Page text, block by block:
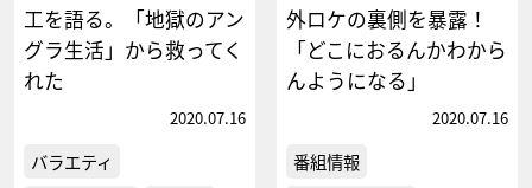
工を語る。「地獄のアン
グラ生活」から救ってく
れた
2020.07.16
バラエティ
外ロケの裏側を暴露！
「どこにおるんかわから
んようになる」
2020.07.16
番組情報